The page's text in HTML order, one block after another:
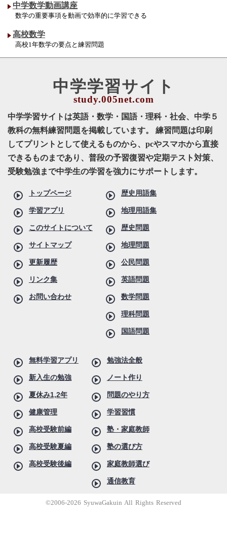
中学数学動画講座
数学の重要事項を動画で効率的に学習できる
高校数学
高校1年数学の要点と練習問題
中学学習サイト
中学学習サイトは英語・数学・国語・理科・社会、中学５
教科の無料練習問題を掲載しています。 練習問題は印刷
してプリントとして使えるものから、pcやスマホから直接
できるものまであり、普段の予習復習や定期テスト対策、
受験勉強まで中学生の学習を強力にサポートします。
トップページ
学習アプリ
このサイトについて
サイトマップ
更新履歴
リンク集
お問い合わせ
歴史用語集
地理用語集
歴史問題
地理問題
公民問題
英語問題
数学問題
理科問題
国語問題
無料学習アプリ
新入生の勉強
夏休み1,2年
健康管理
高校受験前編
高校受験夏編
高校受験後編
勉強法全般
ノート作り
問題のやり方
学習習慣
塾・家庭教師
塾の選び方
家庭教師選び
通信教育
©2006-2026 SyuwaGakuin All Rights Reserved